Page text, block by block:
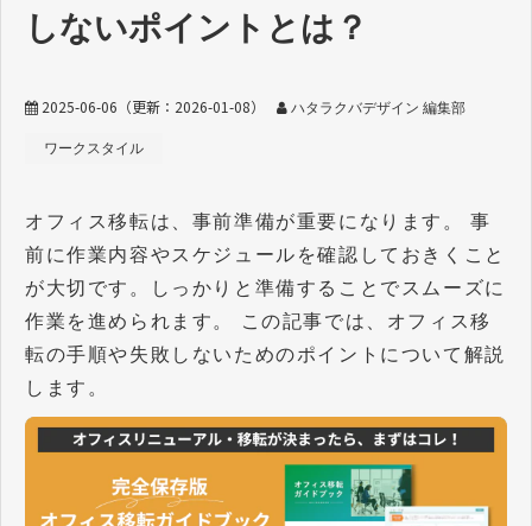
しないポイントとは？
2025-06-06 （更新： 2026-01-08） ハタラクバデザイン 編集部
ワークスタイル
オフィス移転は、事前準備が重要になります。 事
前に作業内容やスケジュールを確認しておきくこと
が大切です。しっかりと準備することでスムーズに
作業を進められます。 この記事では、オフィス移
転の手順や失敗しないためのポイントについて解説
します。